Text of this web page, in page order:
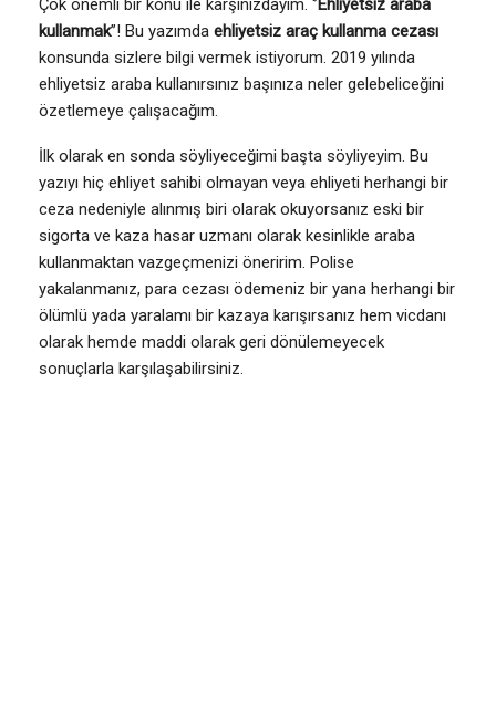
Çok önemli bir konu ile karşınızdayım. ‘’Ehliyetsiz araba
kullanmak’’! Bu yazımda ehliyetsiz araç kullanma cezası
konsunda sizlere bilgi vermek istiyorum. 2019 yılında
ehliyetsiz araba kullanırsınız başınıza neler gelebeliceğini
özetlemeye çalışacağım.
İlk olarak en sonda söyliyeceğimi başta söyliyeyim. Bu
yazıyı hiç ehliyet sahibi olmayan veya ehliyeti herhangi bir
ceza nedeniyle alınmış biri olarak okuyorsanız eski bir
sigorta ve kaza hasar uzmanı olarak kesinlikle araba
kullanmaktan vazgeçmenizi öneririm. Polise
yakalanmanız, para cezası ödemeniz bir yana herhangi bir
ölümlü yada yaralamı bir kazaya karışırsanız hem vicdanı
olarak hemde maddi olarak geri dönülemeyecek
sonuçlarla karşılaşabilirsiniz.